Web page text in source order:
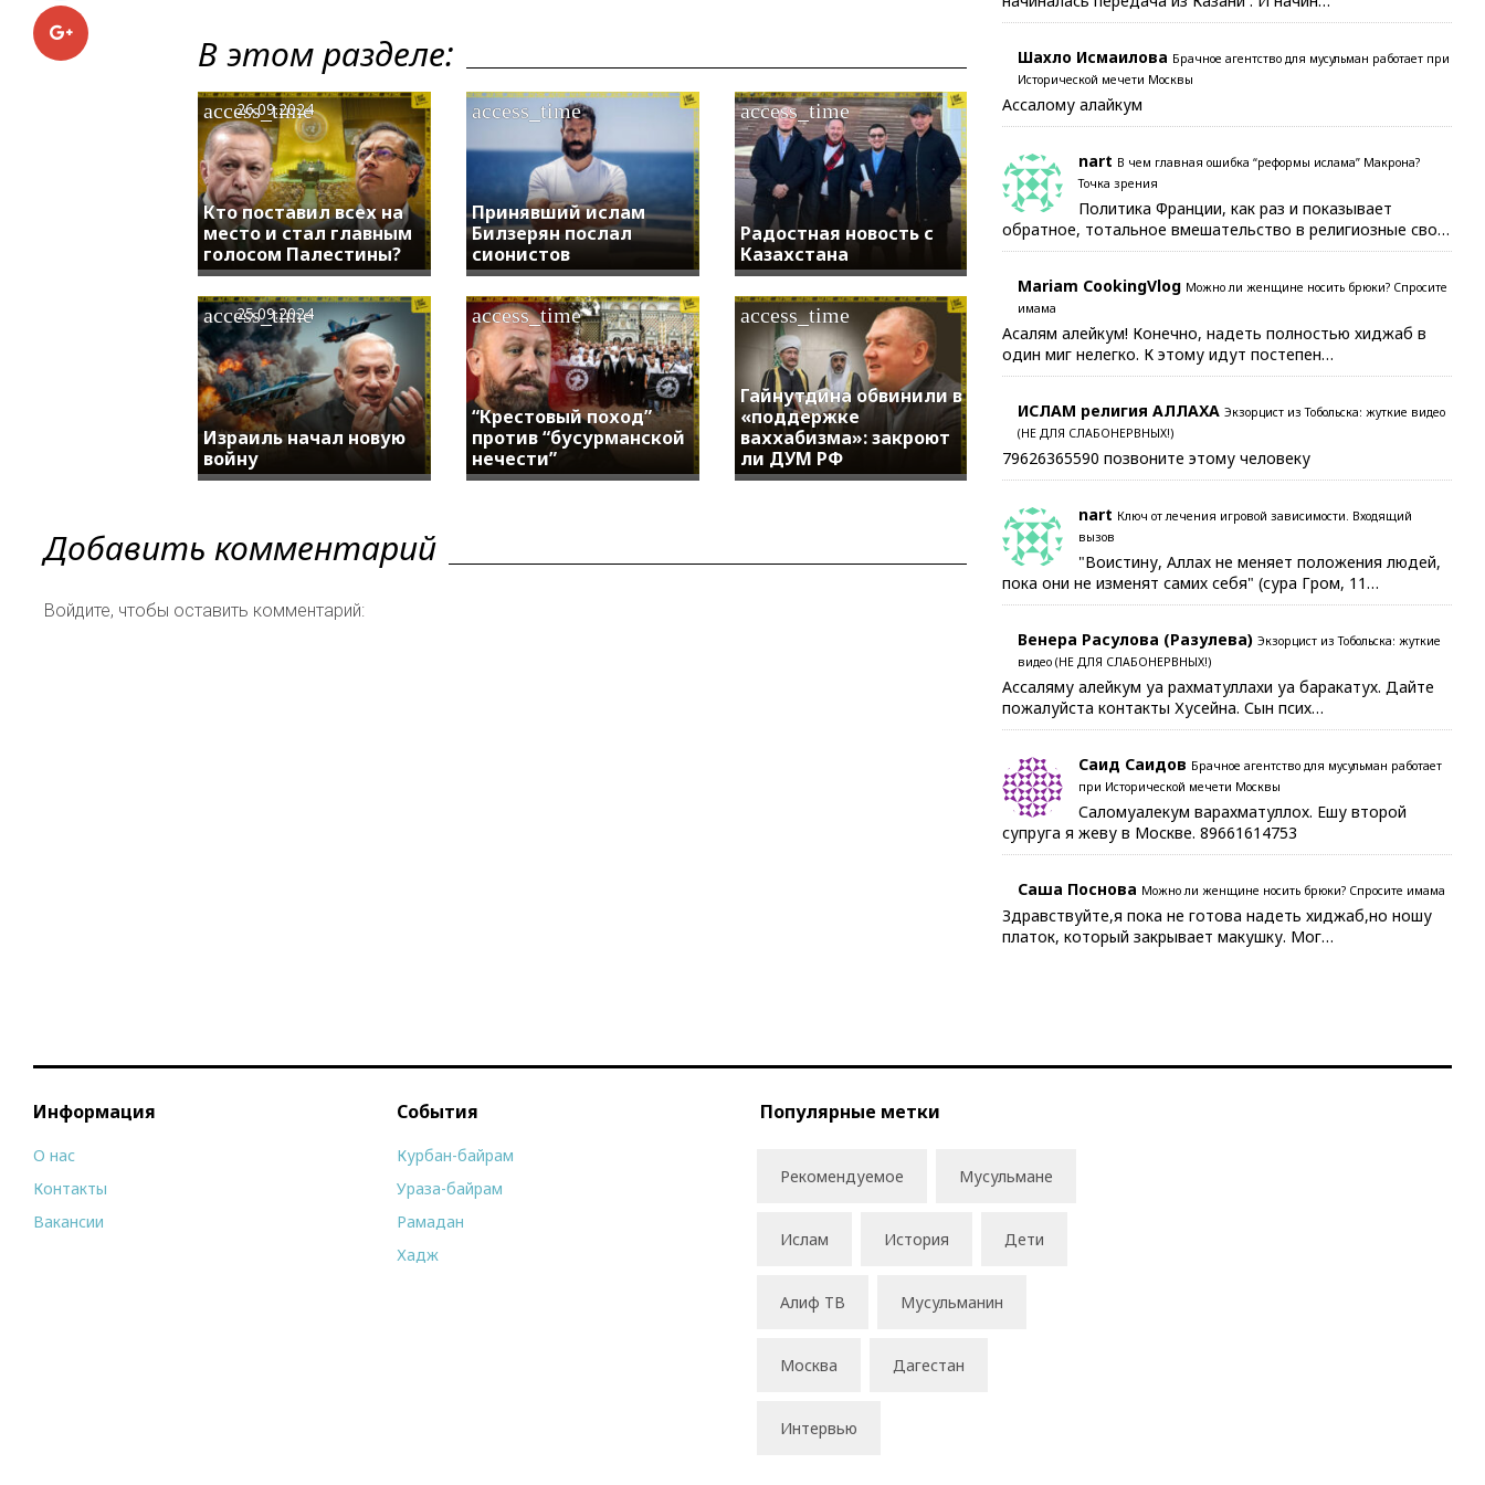
Google+ В этом разделе:
Кто поставил всех на
место и стал главным
голосом Палестины?
access_time
26.09.2024
Принявший ислам
Билзерян послал
сионистов
access_time
Радостная новость с
Казахстана
access_time
Израиль начал новую
войну
access_time
25.09.2024
“Крестовый поход”
против “бусурманской
нечести”
access_time
Гайнутдина обвинили в
«поддержке
ваххабизма»: закроют
ли ДУМ РФ
access_time
Добавить комментарий
Войдите, чтобы оставить комментарий:
Шахло Исмаилова Брачное агентство для мусульман работает при
Исторической мечети Москвы
Ассалому алайкум
nart В чем главная ошибка “реформы ислама” Макрона?
Точка зрения
Политика Франции, как раз и показывает
обратное, тотальное вмешательство в религиозные сво…
Mariam CookingVlog Можно ли женщине носить брюки? Спросите
имама
Асалям алейкум! Конечно, надеть полностью хиджаб в
один миг нелегко. К этому идут постепен…
ИСЛАМ религия АЛЛАХА Экзорцист из Тобольска: жуткие видео
(НЕ ДЛЯ СЛАБОНЕРВНЫХ!)
79626365590 позвоните этому человеку
nart Ключ от лечения игровой зависимости. Входящий
вызов
"Воистину, Аллах не меняет положения людей,
пока они не изменят самих себя" (сура Гром, 11…
Венера Расулова (Разулева) Экзорцист из Тобольска: жуткие
видео (НЕ ДЛЯ СЛАБОНЕРВНЫХ!)
Ассаляму алейкум уа рахматуллахи уа баракатух. Дайте
пожалуйста контакты Хусейна. Сын псих…
Саид Саидов Брачное агентство для мусульман работает
при Исторической мечети Москвы
Саломуалекум варахматуллох. Ешу второй
супруга я жеву в Москве. 89661614753
Саша Поснова Можно ли женщине носить брюки? Спросите имама
Здравствуйте,я пока не готова надеть хиджаб,но ношу
платок, который закрывает макушку. Мог…
Информация
О нас
Контакты
Вакансии
События
Курбан-байрам
Ураза-байрам
Рамадан
Хадж
Популярные метки
Рекомендуемое Мусульмане
Ислам История Дети
Алиф ТВ Мусульманин
Москва Дагестан
Интервью